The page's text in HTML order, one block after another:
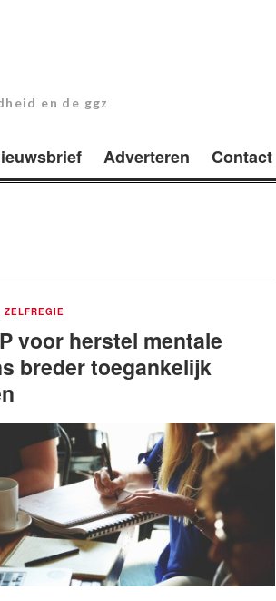
en de ggz
Adverteren Contact
ZELFREGIE
voor herstel mentale
breder toegankelijk